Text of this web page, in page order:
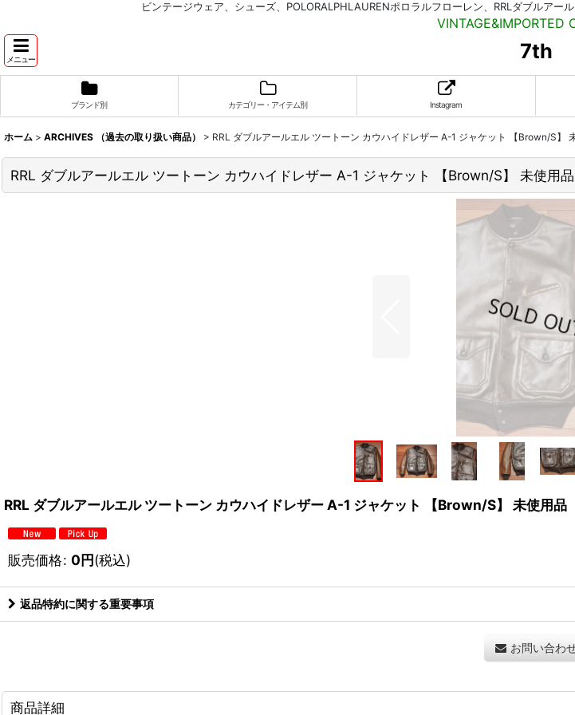
ビンテージウェア、シューズ、POLORALPHLAURENポロラルフローレン、RRLダブルアー
VINTAGE&IMPORTED
メニュー 7th
ブランド別 カテゴリー・アイテム別 Instagram
ホーム > ARCHIVES （過去の取り扱い商品） > RRL ダブルアールエル ツートーン カウハイドレザー A-1 ジャケット 【Brown/S】
RRL ダブルアールエル ツートーン カウハイドレザー A-1 ジャケット 【Brown/S】 未使用品
RRL ダブルアールエル ツートーン カウハイドレザー A-1 ジャケット 【Brown/S】 未使用品
販売価格: 0円(税込)
返品特約に関する重要事項
お問い合わ
商品詳細